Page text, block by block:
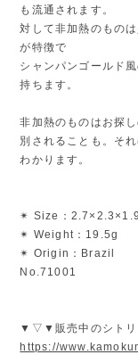
も流通されます。
対して非加熱のもの
が特徴で
シャンパンゴールド
持ちます。
非加熱のものはお探
別されることも。そ
わかります。
✴︎ Size：
✴︎ Weight：19.5g
✴︎ Origin：Brazil
No.71001
▼▽▼販売中のシト
https://